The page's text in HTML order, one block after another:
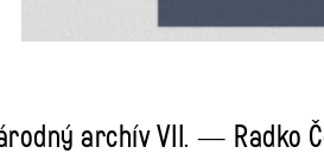
archív VII. — Radko